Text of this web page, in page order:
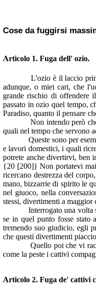
Cose da fuggirsi
Articolo 1. Fuga dell' ozio.
L'ozio è il laccio
adunque, o miei cari, che
grande rischio di offendere
passato in ozio quel tempo,
Paradiso, quanto il pensare
Non intendo però che vi
quali nel tempo che servono
Queste sono per esempio
e lavori domestici, i quali
potrete anche divertirvi, ben
{20 [200]} Non portatevi mai
ricercano destrezza del
mano, bizzarrie di spirito le
nel giuoco, nella
stessi, divertimenti a
Interrogato una volta s.
se in quel punto fosse stato
tremendo suo giudicio, egli
che questi divertimenti
Quello poi che vi
come la peste i cattivi
Articolo 2. Fuga de' cattivi